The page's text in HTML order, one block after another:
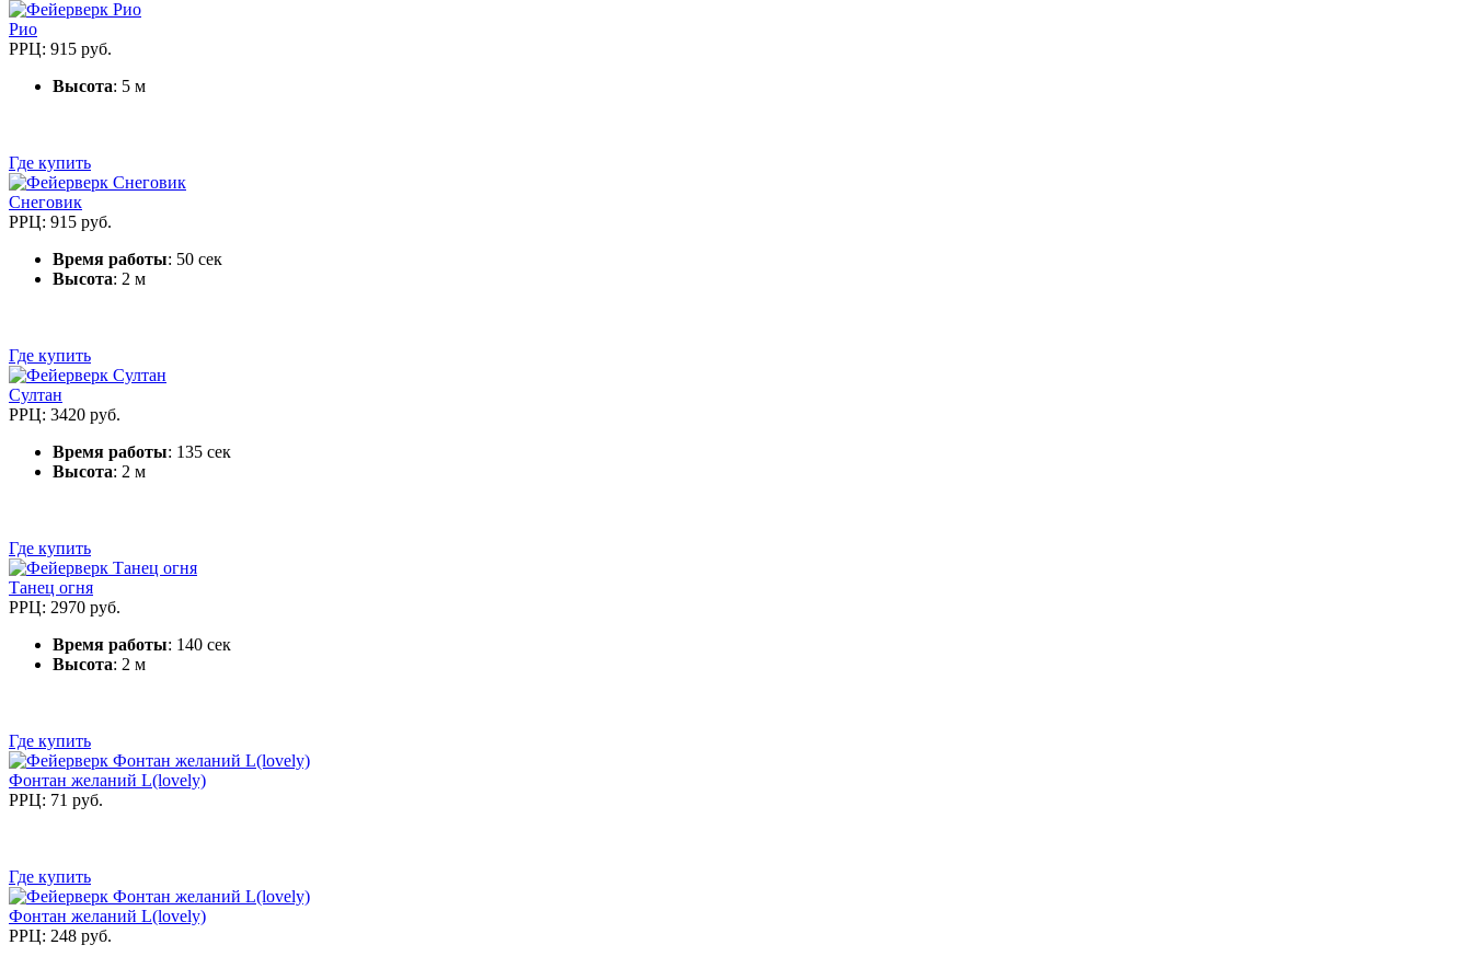
Рио
РРЦ: 915 руб.
Высота: 5 м
Где купить
Снеговик
РРЦ: 915 руб.
Время работы: 50 сек
Высота: 2 м
Где купить
Султан
РРЦ: 3420 руб.
Время работы: 135 сек
Высота: 2 м
Где купить
Танец огня
РРЦ: 2970 руб.
Время работы: 140 сек
Высота: 2 м
Где купить
Фонтан желаний L(lovely)
РРЦ: 71 руб.
Где купить
Фонтан желаний L(lovely)
РРЦ: 248 руб.